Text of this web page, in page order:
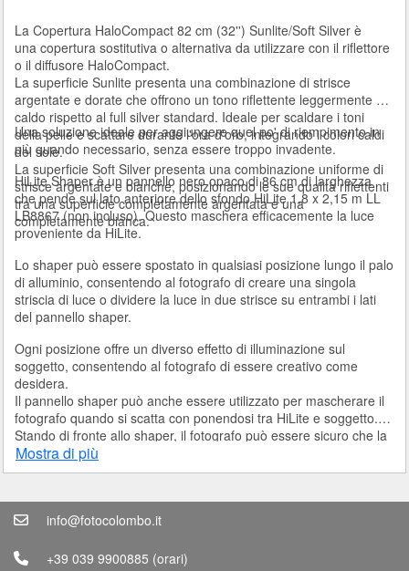
La Copertura HaloCompact 82 cm (32'') Sunlite/Soft Silver è
una copertura sostitutiva o alternativa da utilizzare con il riflettore
o il diffusore HaloCompact.
La superficie Sunlite presenta una combinazione di strisce
argentate e dorate che offrono un tono riflettente leggermente più
caldo rispetto al full silver standard. Ideale per scaldare i toni
della pellee scattare durante l'ora d'oro, integrando i colori caldi
del sole.
La superficie Soft Silver presenta una combinazione uniforme di
strisce argentate e bianche, posizionando le sue qualità riflettenti
tra una superficie completamente argentata e una
completamente bianca.
Una soluzione ideale peraggiungere quel po' di riempimento in
più quando necessario, senza essere troppo invadente.
HiLite Shaper è un pannello nero opaco di 86 cm di larghezza
che pende sul lato anteriore dello sfondo HiLite 1,8 x 2,15 m LL
LB8867 (non incluso). Questo maschera efficacemente la luce
proveniente da HiLite.
Lo shaper può essere spostato in qualsiasi posizione lungo il palo
di alluminio, consentendo al fotografo di creare una singola
striscia di luce o dividere la luce in due strisce su entrambi i lati
del pannello shaper.
Ogni posizione offre un diverso effetto di illuminazione sul
soggetto, consentendo al fotografo di essere creativo come
desidera.
Il pannello shaper può anche essere utilizzato per mascherare il
fotografo quando si scatta con ponendosi tra HiLite e soggetto.
Stando di fronte allo shaper, il fotografo può essere sicuro che la
sua silhouette non appare come la luce di scatto negli occhi dei
soggetti.
un palo di alluminio pieghevole che si aggancia semplicemente
alla parte superiore di HiLite e lo shaper quindi si blocca sul palo.
Mostra di più
info@fotocolombo.it
+39 039 9900885 (orari)